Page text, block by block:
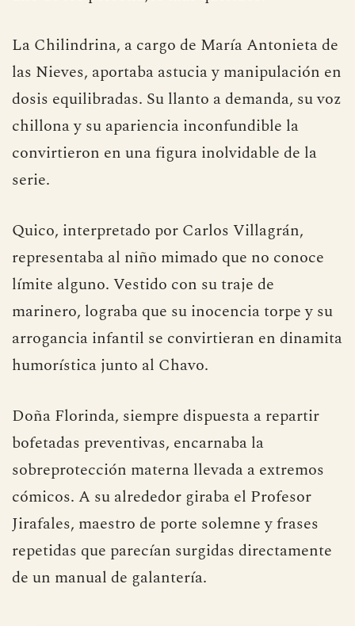
La Chilindrina, a cargo de María Antonieta de
las Nieves, aportaba astucia y manipulación en
dosis equilibradas. Su llanto a demanda, su voz
chillona y su apariencia inconfundible la
convirtieron en una figura inolvidable de la
serie.
Quico, interpretado por Carlos Villagrán,
representaba al niño mimado que no conoce
límite alguno. Vestido con su traje de
marinero, lograba que su inocencia torpe y su
arrogancia infantil se convirtieran en dinamita
humorística junto al Chavo.
Doña Florinda, siempre dispuesta a repartir
bofetadas preventivas, encarnaba la
sobreprotección materna llevada a extremos
cómicos. A su alrededor giraba el Profesor
Jirafales, maestro de porte solemne y frases
repetidas que parecían surgidas directamente
de un manual de galantería.